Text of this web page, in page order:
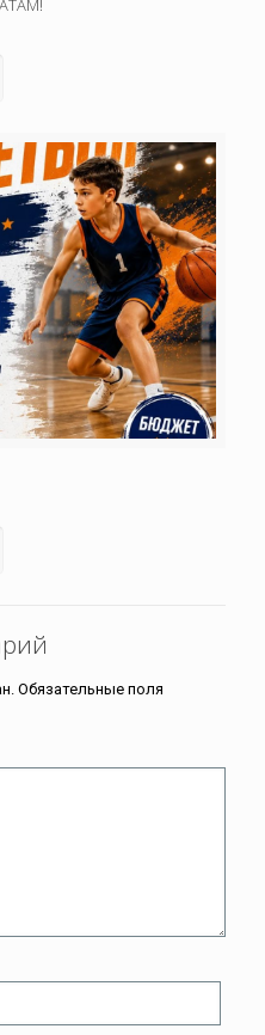
Обязательные поля